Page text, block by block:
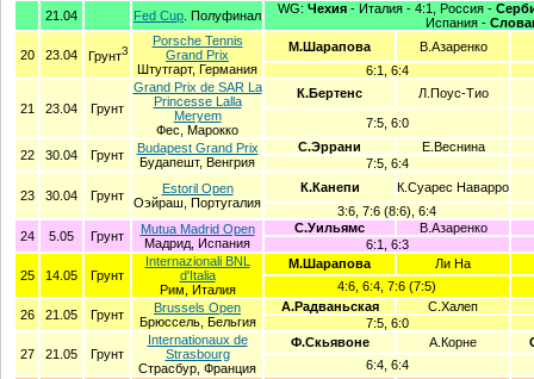
21.04
Fed Cup . Полуфинал WG: Чехия- Италия - 4:1, Россия -
Испания -
20 23.04 ГрунтЗ
Porsche Tennis
Grand Prix
Штутгарт, Германия
М.Шарапова
В.Азаренко
6:1, 6:4
21 23.04 Грунт
Grand Prix de SAR La
Princesse Lalla
Meryem
Фес, Марокко
К.Бертенс Л.Поус-Тио
7:5, 6:0
22 30.04 Грунт
Budapest Grand Prix
Будапешт, Венгрия
С.Эррани
Е.Веснина
7:5, 6:4
23 30.04 Грунт
Estoril Open
Оэйраш, Португалия
К.Канепи
К.Суарес Наварро
3:6, 7:6 (8:6), 6:4
24
5.05 Грунт
Mutua Madrid Open
Мадрид, Испания
С.Уильямс
В.Азаренко
6:1, 6:3
25 14.05 Грунт
Internazionali BNL
d'Italia
Рим, Италия
М.Шарапова
Ли На
4:6, 6:4, 7:6 (7:5)
26
21.05 Грунт
Brussels Open
Брюссель, Бельгия
А.Радваньская
С.Халеп
7:5, 6:0
27 21.05 Грунт
Internationaux de
Strasbourg
Страсбур, Франция
Ф.Скьявоне А.Корне
6:4, 6:4